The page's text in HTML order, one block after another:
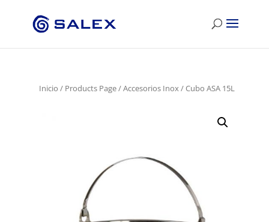
Inicio / Products Page/Accesorios Inox/ Cubo ASA 15L